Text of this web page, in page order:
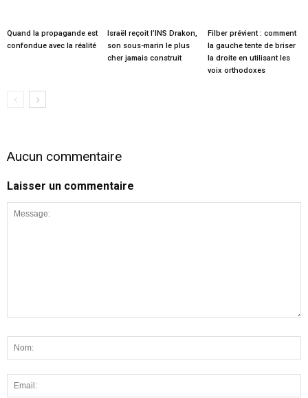
Quand la propagande est
confondue avec la réalité
Israël reçoit l’INS Drakon,
son sous-marin le plus
cher jamais construit
Filber prévient : comment
la gauche tente de briser
la droite en utilisant les
voix orthodoxes
Aucun commentaire
Laisser un commentaire